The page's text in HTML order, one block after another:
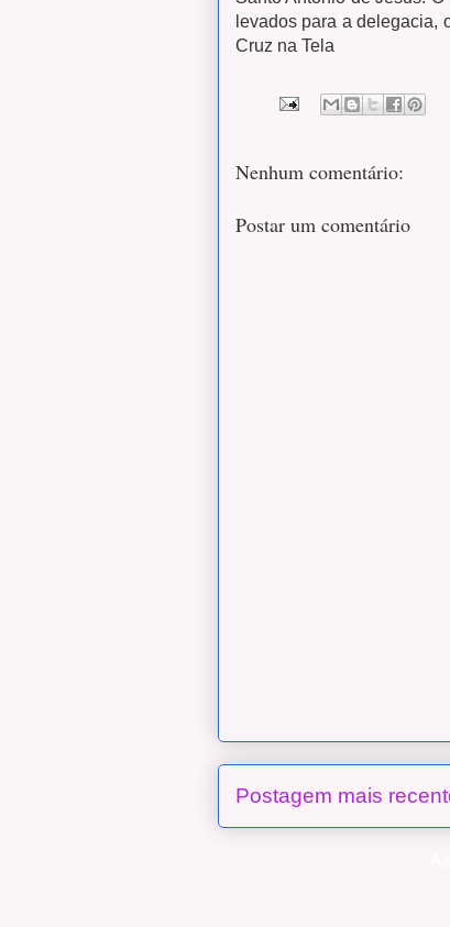
levados para a delegacia,
Cruz na Tela
Nenhum comentário:
Postar um comentário
Postagem mais